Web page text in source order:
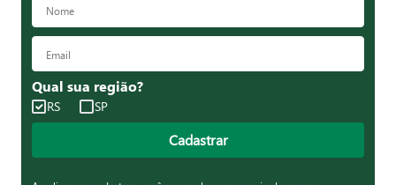
Qual sua região?
RS SP
Cadastrar